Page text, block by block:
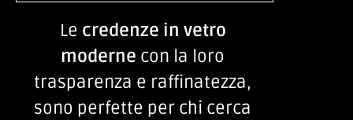
Le credenze in vetro
moderne con la loro
trasparenza e raffinatezza,
sono perfette per chi cerca